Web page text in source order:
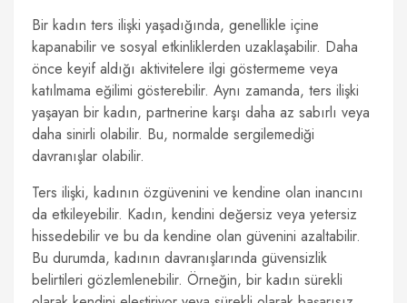
Bir kadın ters ilişki yaşadığında, genellikle içine
kapanabilir ve sosyal etkinliklerden uzaklaşabilir. Daha
önce keyif aldığı aktivitelere ilgi göstermeme veya
katılmama eğilimi gösterebilir. Aynı zamanda, ters ilişki
yaşayan bir kadın, partnerine karşı daha az sabırlı veya
daha sinirli olabilir. Bu, normalde sergilemediği
davranışlar olabilir.
Ters ilişki, kadının özgüvenini ve kendine olan inancını
da etkileyebilir. Kadın, kendini değersiz veya yetersiz
hissedebilir ve bu da kendine olan güvenini azaltabilir.
Bu durumda, kadının davranışlarında güvensizlik
belirtileri gözlemlenebilir. Örneğin, bir kadın sürekli